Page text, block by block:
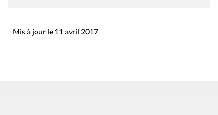
Mis à jour le 11 avril 2017